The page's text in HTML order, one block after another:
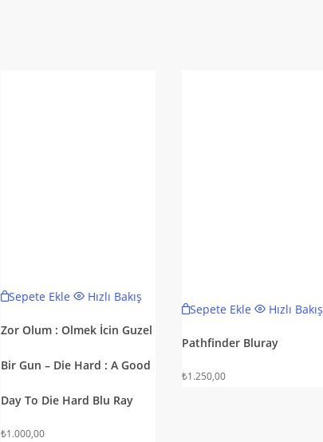
Sepete Ekle Hızlı Bakış
Zor Olum : Olmek İcin Guzel
Bir Gun – Die Hard : A Good
Day To Die Hard Blu Ray
₺1.000,00
Sepete Ekle Hızlı Bakış
Pathfinder Bluray
₺1.250,00